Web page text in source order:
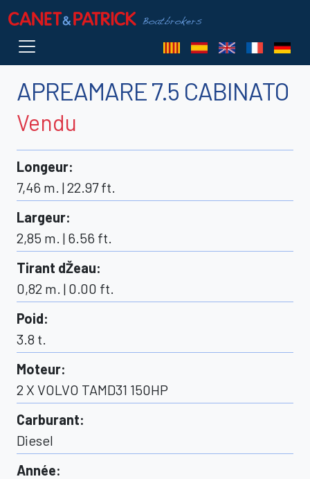
APREAMARE 7.5 CABINATO
Vendu
Longeur:
7,46 m. | 22.97 ft.
Largeur:
2,85 m. | 6.56 ft.
Tirant dŽeau:
0,82 m. | 0.00 ft.
Poid:
3.8 t.
Moteur:
2 X VOLVO TAMD31 150HP
Carburant:
Diesel
Année: